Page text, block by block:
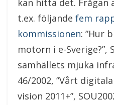
kan hitta det. Frågan
t.ex. följande fem
kommissionen: ”Hur
motorn i e-Sverige?”,
samhällets mjuka
46/2002, ”Vårt
vision 2011+”,